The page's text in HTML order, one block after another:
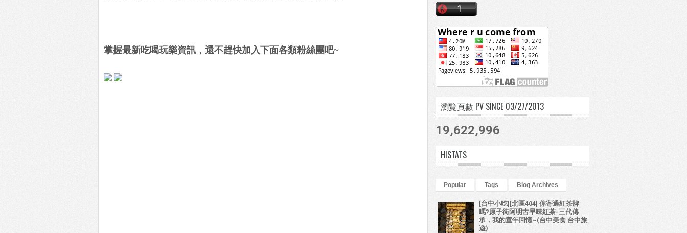
掌握最新吃喝玩樂資訊，還不趕快加入下面各類粉絲團吧~
瀏覽頁數 PV SINCE 03/27/2013
19,622,996
HISTATS
Popular Tags Blog Archives
[台中小吃][北區404] 你寄過紅茶牌
嗎?原子街阿明古早味紅茶-三代傳
承，我的童年回憶~(台中美食 台中旅
遊)